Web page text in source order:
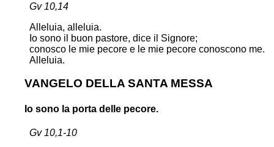
Gv 10,14
Alleluia, alleluia.
Io sono il buon pastore, dice il Signore;
conosco le mie pecore e le mie pecore conoscono me.
Alleluia.
VANGELO DELLA SANTA MESSA
Io sono la porta delle pecore.
Gv 10,1-10